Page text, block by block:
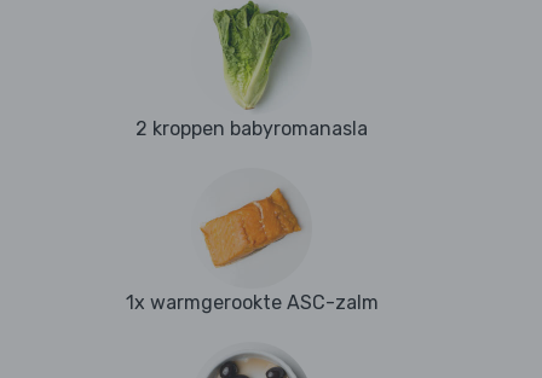
2 kroppen babyromanasla
1x warmgerookte ASC-zalm